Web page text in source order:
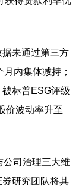
未通过第三方
内集体减持；
标普ESG评级
价波动率升至
司治理三大维
研究团队将其